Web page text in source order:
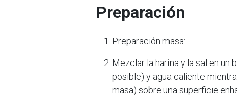
Preparación
Preparación masa:
Mezclar la harina y la sal en un
posible) y agua caliente
masa) sobre una superficie